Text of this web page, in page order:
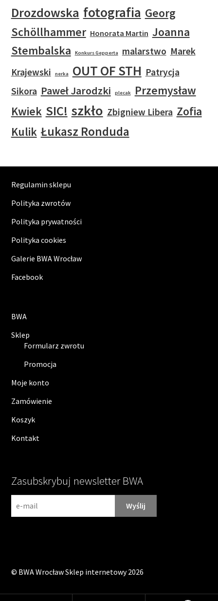
Drozdowska fotografia Georg
Schöllhammer Honorata Martin Joanna
Stembalska
Konkurs Gepperta malarstwo Marek
Krajewski
nerka OUT OF STH Patrycja
Sikora Paweł Jarodzki plecak
Przemysław
Kwiek SIC! szkło Zbigniew Libera Zofia
Kulik Łukasz Ronduda
Regulamin sklepu
Polityka zwrotów
Polityka prywatności
Polityka cookies
Galerie BWA Wrocław
Facebook
BWA
Sklep
Formularz zwrotu
Promocja
Moje konto
Zamówienie
Koszyk
Kontakt
Zasubskrybuj newsletter BWA
t
© BWA Wrocław Sklep internetowy2026